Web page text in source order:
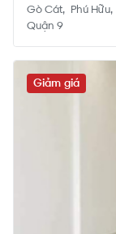
Gò Cát
Phú Hữu
Quận 9
Giảm giá